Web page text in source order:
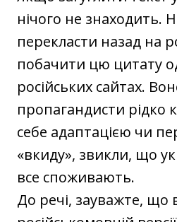
нічого не знаходить.
перекласти назад на
побачити цю цитату
російських сайтах.
пропагандисти рідко
себе адаптацією чи
«вкиду», звикли, що
все споживають.
До речі, зауважте, що